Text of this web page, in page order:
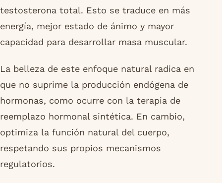
testosterona total. Esto se traduce en más
energía, mejor estado de ánimo y mayor
capacidad para desarrollar masa muscular.
La belleza de este enfoque natural radica en
que no suprime la producción endógena de
hormonas, como ocurre con la terapia de
reemplazo hormonal sintética. En cambio,
optimiza la función natural del cuerpo,
respetando sus propios mecanismos
regulatorios.